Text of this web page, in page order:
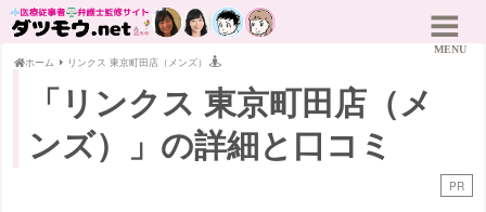
ホーム リンクス 東京町田店（メンズ）
「リンクス 東京町田店（メ
ンズ）」の詳細と口コミ
PR